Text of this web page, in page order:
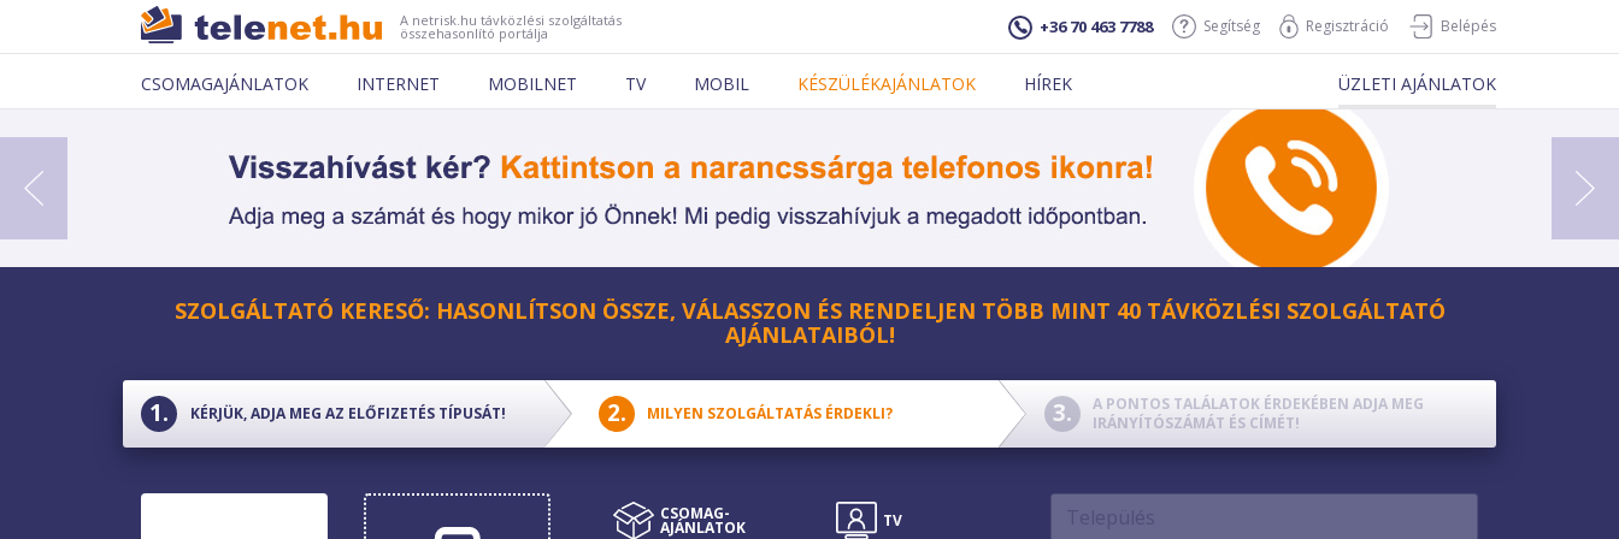
A netrisk.hu távközlési szolgáltatás
összehasonlító portálja +36 70 463 7788 Segítség Regisztráció Belépés
CSOMAGAJÁNLATOK INTERNET MOBILNET TV MOBIL KÉSZÜLÉKAJÁNLATOK HÍREK ÜZLETI AJÁNLATOK
SZOLGÁLTATÓ KERESŐ: HASONLÍTSON ÖSSZE, VÁLASSZON ÉS RENDELJEN TÖBB MINT 40 TÁVKÖZLÉSI SZOLGÁLTATÓ
AJÁNLATAIBÓL!
KÉRJÜK, ADJA MEG AZ ELŐFIZETÉS TÍPUSÁT! MILYEN SZOLGÁLTATÁS ÉRDEKLI?
CSOMAG­
AJÁNLATOK TV
CSOMAG­
AJÁNLATOK MOBIL
A PONTOS TALÁLATOK ÉRDEKÉBEN ADJA MEG
IRÁNYÍTÓSZÁMÁT ÉS CÍMÉT!